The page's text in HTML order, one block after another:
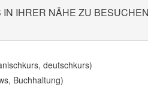
IHRER NÄHE ZU
deutschkurs)
Buchhaltung)